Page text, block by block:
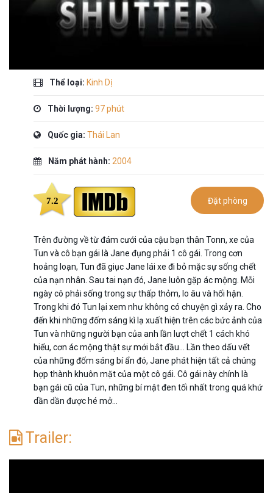
Thể loại: Kinh Dị
Thời lượng: 97 phút
Quốc gia: Thái Lan
Năm phát hành: 2004
7.2 Đặt phòng
Trên đường về từ đám cưới của cậu bạn thân Tonn, xe của
Tun và cô bạn gái là Jane đụng phải 1 cô gái. Trong cơn
hoảng loạn, Tun đã giục Jane lái xe đi bỏ mặc sự sống chết
của nạn nhân. Sau tai nạn đó, Jane luôn gặp ác mộng. Mỗi
ngày cô phải sống trong sự thấp thỏm, lo âu và hối hận.
Trong khi đó Tun lại xem như không có chuyện gì xảy ra. Cho
đến khi những đốm sáng kì lạ xuất hiện trên các bức ảnh của
Tun và những người bạn của anh lần lượt chết 1 cách khó
hiểu, cơn ác mộng thật sự mới bắt đầu… Lần theo dấu vết
của những đốm sáng bí ẩn đó, Jane phát hiện tất cả chúng
hợp thành khuôn mặt của một cô gái. Cô gái này chính là
bạn gái cũ của Tun, những bí mật đen tối nhất trong quá khứ
dần dần được hé mở…
Trailer: